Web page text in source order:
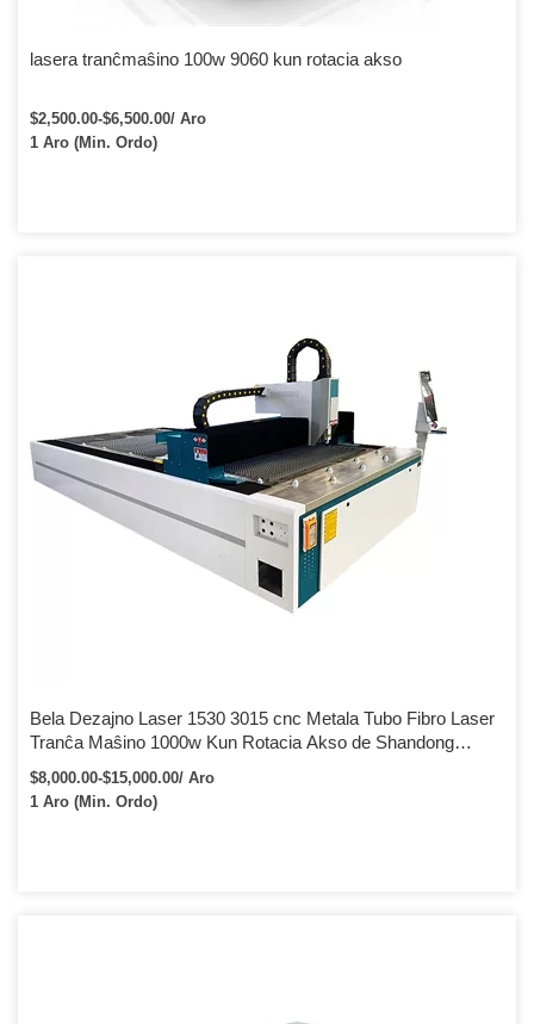
lasera tranĉmaŝino 100w 9060 kun rotacia akso
$2,500.00-$6,500.00/ Aro
1 Aro (Min. Ordo)
Bela Dezajno Laser 1530 3015 cnc Metala Tubo Fibro Laser
Tranĉa Maŝino 1000w Kun Rotacia Akso de Shandong
Leapion
$8,000.00-$15,000.00/ Aro
1 Aro (Min. Ordo)